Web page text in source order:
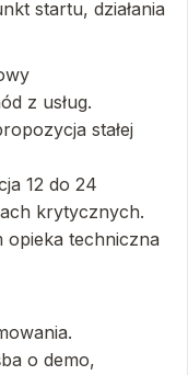
startu, działania
z usług.
stałej
12 do 24
krytycznych.
opieka techniczna
o demo,